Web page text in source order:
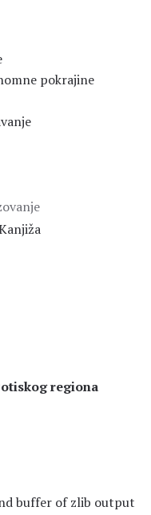
pokrajine
regiona
buffer of zlib output